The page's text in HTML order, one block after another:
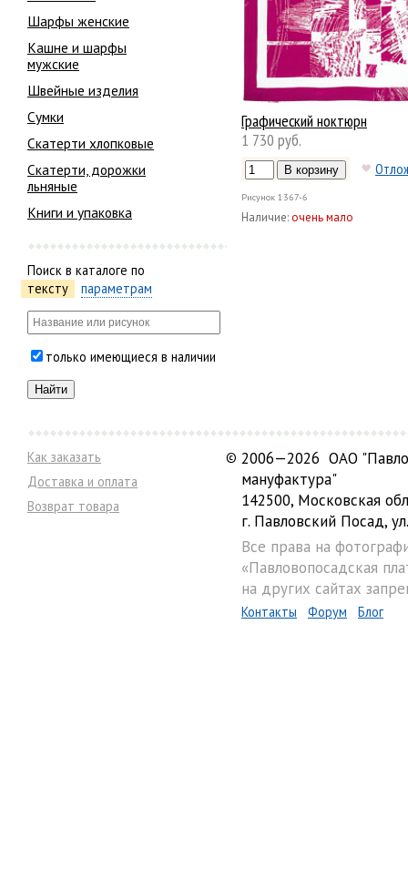
Шарфы женские
Кашне и шарфы
мужские
Швейные изделия
Сумки
Скатерти хлопковые
Скатерти, дорожки
льняные
Книги и упаковка
Поиск в каталоге по
тексту
параметрам
только имеющиеся в наличии
Графический ноктюрн
1 730 руб.
Рисунок 1367-6
Наличие:очень мало
Как заказать
Доставка и оплата
Возврат товара
© 2006—2026 ОАО
мануфактура"
142500, Московская
г. Павловский Посад,
Все права на
«Павловопосадская
на других сайтах
Контакты Форум Блог